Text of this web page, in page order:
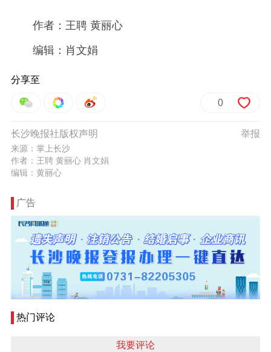
作者：王聘 黄丽心
编辑：肖文娟
分享至
0
举报
长沙晚报社版权声明
来源：掌上长沙
作者：王聘 黄丽心 肖文娟
编辑：黄丽心
广告
热门评论
我要评论